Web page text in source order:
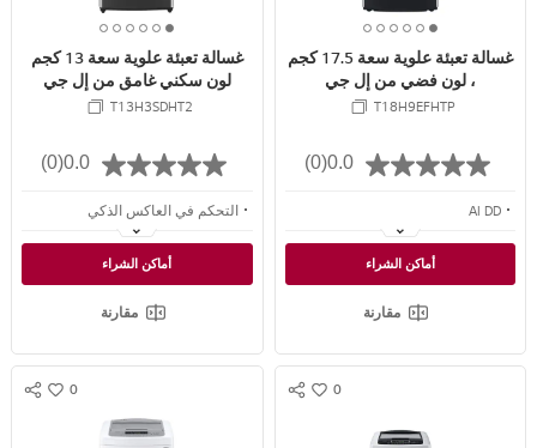
1
o
f
2
o
f
3
o
f
4
o
f
5
o
f
6
o
f
6
غسالة تعبئة علوية سعة 17.5 كجم
، لون فضي من إل جي
T18H9EFHTP
0.0
(0)
AI DD
غسالة ™Turbowash
سعة أكبر
أماكن الشراء
مقارنة
1
o
f
2
o
f
3
o
f
4
o
f
5
o
f
6
o
f
6
غسالة تعبئة علوية سعة 13 كجم
لون سكني غامق من إل جي
T13H3SDHT2
0.0
(0)
التحكم في العاكس الذكي
الحركة الذكية
تقنية ™TurboDrum
أماكن الشراء
مقارنة
0
w
S
0
w
S